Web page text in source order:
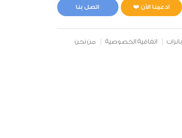
ادعمنا الآن ❤️ اتصل بنا
بانرات اتفاقية الخصوصية من نحن